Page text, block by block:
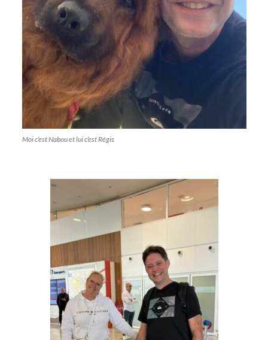
Moi c’est Nabou et lui c’est Régis